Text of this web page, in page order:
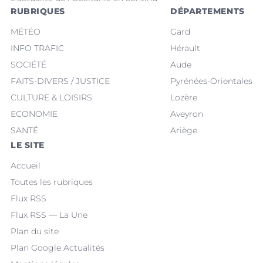
RUBRIQUES
MÉTÉO
INFO TRAFIC
SOCIÉTÉ
FAITS-DIVERS / JUSTICE
CULTURE & LOISIRS
ECONOMIE
SANTÉ
DÉPARTEMENTS
Gard
Hérault
Aude
Pyrénées-Orientales
Lozère
Aveyron
Ariège
LE SITE
Accueil
Toutes les rubriques
Flux RSS
Flux RSS — La Une
Plan du site
Plan Google Actualités